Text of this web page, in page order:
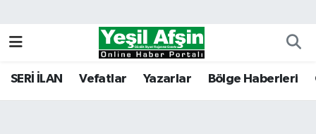
SERİ İLAN Vefatlar Yazarlar Bölge Haberleri
Kahramanmaraş Nöbetçi Eczaneler